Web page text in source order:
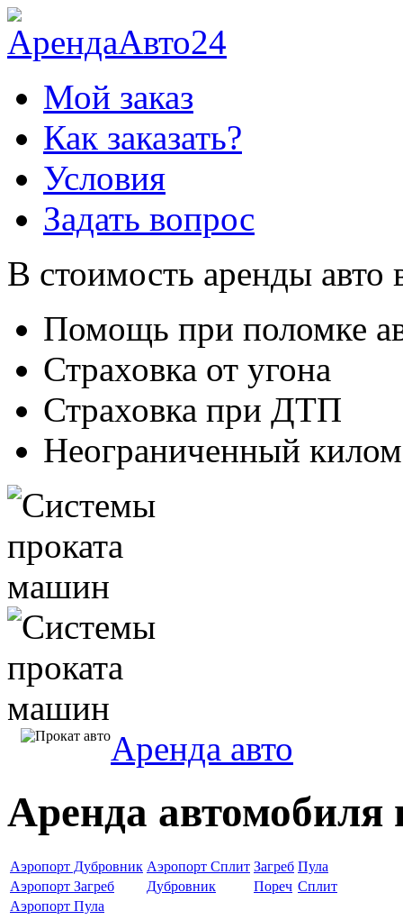
Мой заказ
Как заказать?
Условия
Задать вопрос
В стоимость аренды авто
Помощь при поломке
Страховка от угона
Страховка при ДТП
Неограниченный
Аренда авто
Аренда автомобиля
Аэропорт Дубровник Аэропорт Сплит Загреб Пула
Аэропорт Загреб
Дубровник Пореч Сплит
Аэропорт Пула